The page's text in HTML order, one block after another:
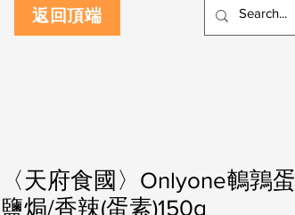
返回頂端
〈天府食國〉Onlyone鵪鶉蛋
鹽焗/香辣(蛋素)150g